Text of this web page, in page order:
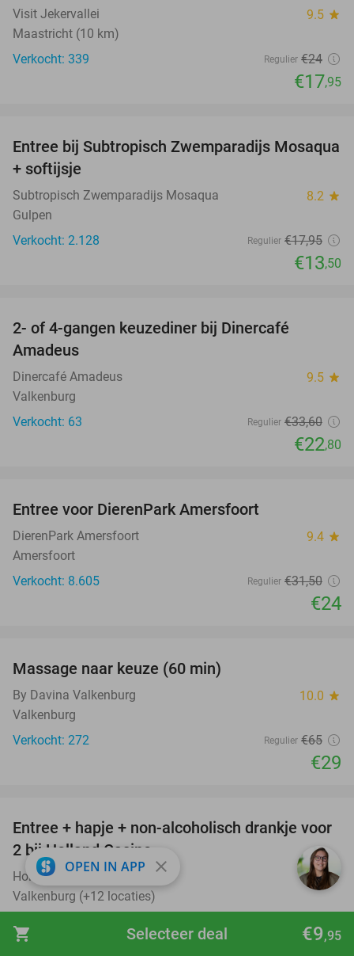
shopping_cart €9,95
Selecteer deal
Visit Jekervallei 9.5 star
Maastricht (10 km)
Verkocht: 339
Regulier €24
€17,95
25%
Entree bij Subtropisch Zwemparadijs Mosaqua
+ softijsje
Subtropisch Zwemparadijs Mosaqua 8.2 star
Gulpen
Verkocht: 2.128
Regulier €17,95
€13,50
2- of 4-gangen keuzediner bij Dinercafé
Amadeus
Dinercafé Amadeus 9.5 star
Valkenburg
Verkocht: 63
Regulier €33,60
€22,80
Entree voor DierenPark Amersfoort
DierenPark Amersfoort 9.4 star
Amersfoort
Verkocht: 8.605
Regulier €31,50
€24
Massage naar keuze (60 min)
By Davina Valkenburg 10.0 star
Valkenburg
Verkocht: 272
Regulier €65
€29
52%
Entree + hapje + non-alcoholisch drankje voor
2 bij Holland Casino
Holland Casino 9.6 star
Valkenburg (+12 locaties)
€10
OPEN IN APP close